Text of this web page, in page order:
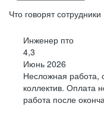
Что говорят сотрудники
Инженер пто
4,3
Июнь 2026
Несложная
коллектив. Оплата
работа после